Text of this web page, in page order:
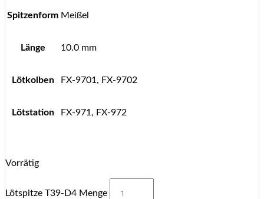
Spitzenform Meißel
Länge 10.0 mm
Lötkolben FX-9701, FX-9702
Lötstation FX-971, FX-972
Vorrätig
Lötspitze T39-D4 Menge